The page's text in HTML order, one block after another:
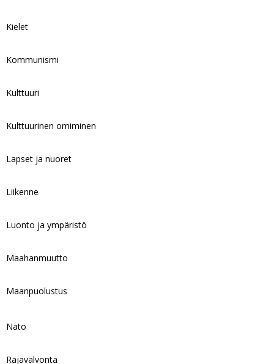
Kielet
Kommunismi
Kulttuuri
Kulttuurinen omiminen
Lapset ja nuoret
Liikenne
Luonto ja ympäristö
Maahanmuutto
Maanpuolustus
Nato
Rajavalvonta